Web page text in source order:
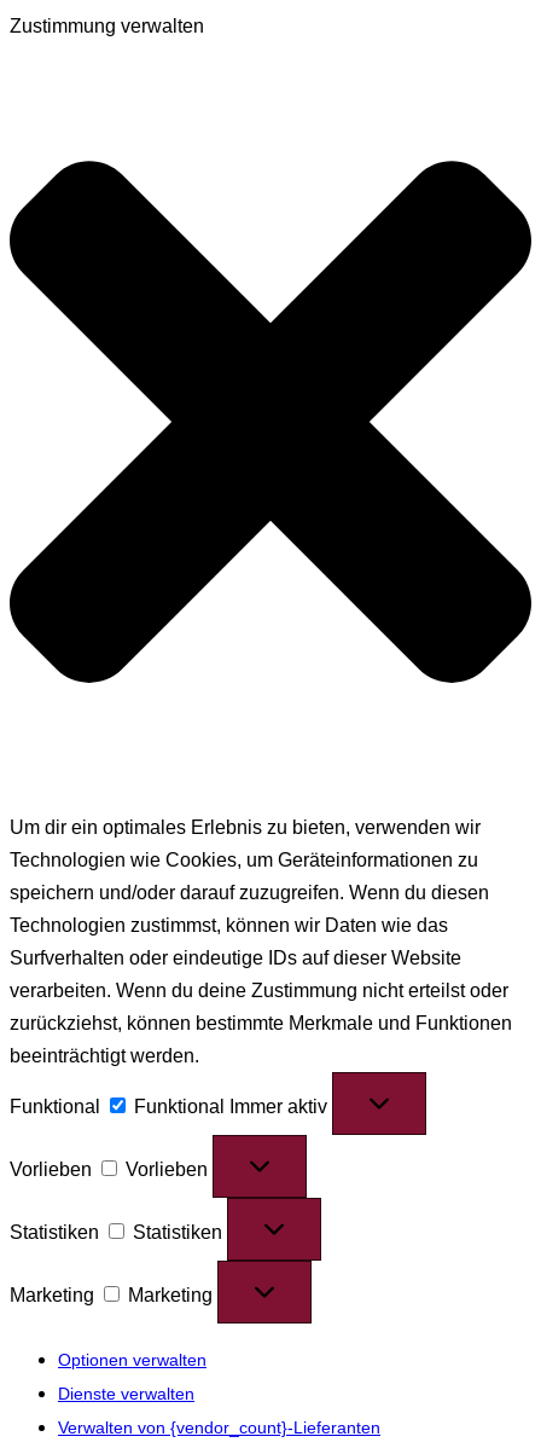
Zustimmung verwalten
Um dir ein optimales Erlebnis zu bieten, verwenden wir
Technologien wie Cookies, um Geräteinformationen zu
speichern und/oder darauf zuzugreifen. Wenn du diesen
Technologien zustimmst, können wir Daten wie das
Surfverhalten oder eindeutige IDs auf dieser Website
verarbeiten. Wenn du deine Zustimmung nicht erteilst oder
zurückziehst, können bestimmte Merkmale und Funktionen
beeinträchtigt werden.
Funktional Funktional Immer aktiv
Vorlieben Vorlieben
Statistiken Statistiken
Marketing Marketing
Optionen verwalten
Dienste verwalten
Verwalten von {vendor_count}-Lieferanten